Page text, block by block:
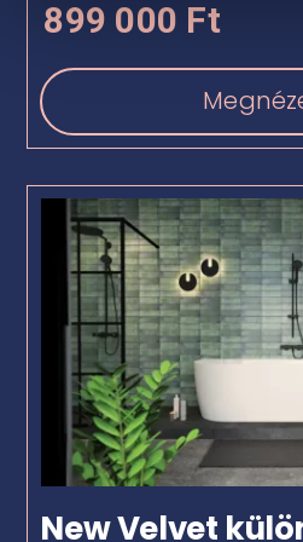
899 000 Ft
New Velvet